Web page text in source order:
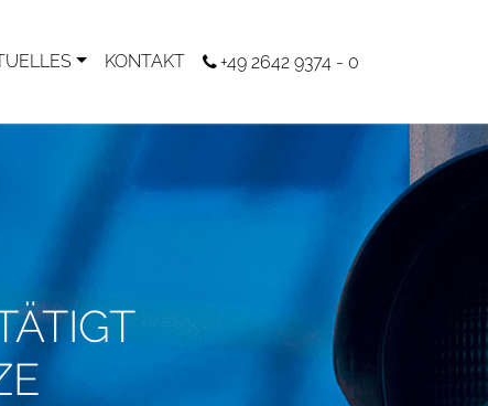
KONTAKT +49 2642 9374 - 0